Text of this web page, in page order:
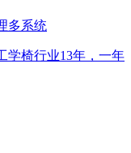
多系统
学椅行业13年，一年